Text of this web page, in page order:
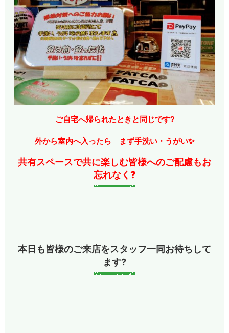
ご自宅へ帰られたときと同じです?
外から室内へ入ったら まず手洗い・うがい✨
共有スペースで共に楽しむ皆様へのご配慮もお
忘れなく?
本日も皆様のご来店をスタッフ一同お待ちして
ます?